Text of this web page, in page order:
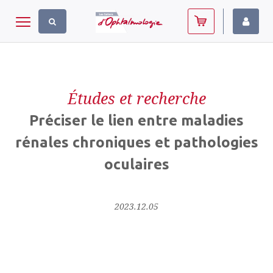
Toggle navigation
Études et recherche
Préciser le lien entre maladies
rénales chroniques et pathologies
oculaires
2023.12.05
Panneau de gestion des cookies